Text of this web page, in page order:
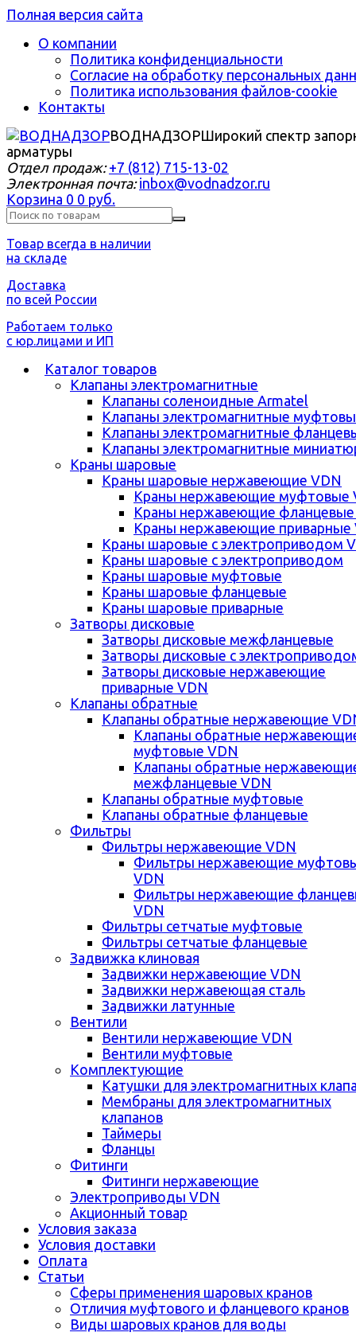
Полная версия сайта
О компании
Политика конфиденциальности
Согласие на обработку персональных
Политика использования файлов-cookie
Контакты
ВОДНАДЗОРШирокий спектр
арматуры
Отдел продаж: +7 (812) 715-13-02
Электронная почта: inbox@vodnadzor.ru
Корзина 0 0 руб.
Товар всегда в наличии
на складе
Доставка
по всей России
Работаем только
с юр.лицами и ИП
Каталог товаров
Клапаны электромагнитные
Клапаны соленоидные Armatel
Клапаны электромагнитные
Клапаны электромагнитные
Клапаны электромагнитные
Краны шаровые
Краны шаровые нержавеющие VDN
Краны нержавеющие муфтовые
Краны нержавеющие фланцевые
Краны нержавеющие приварные
Краны шаровые с электроприводом
Краны шаровые с электроприводом
Краны шаровые муфтовые
Краны шаровые фланцевые
Краны шаровые приварные
Затворы дисковые
Затворы дисковые межфланцевые
Затворы дисковые с
Затворы дисковые нержавеющие
приварные VDN
Клапаны обратные
Клапаны обратные нержавеющие
Клапаны обратные
муфтовые VDN
Клапаны обратные
межфланцевые VDN
Клапаны обратные муфтовые
Клапаны обратные фланцевые
Фильтры
Фильтры нержавеющие VDN
Фильтры нержавеющие
VDN
Фильтры нержавеющие
VDN
Фильтры сетчатые муфтовые
Фильтры сетчатые фланцевые
Задвижка клиновая
Задвижки нержавеющие VDN
Задвижки нержавеющая сталь
Задвижки латунные
Вентили
Вентили нержавеющие VDN
Вентили муфтовые
Комплектующие
Катушки для электромагнитных
Мембраны для электромагнитных
клапанов
Таймеры
Фланцы
Фитинги
Фитинги нержавеющие
Электроприводы VDN
Акционный товар
Условия заказа
Условия доставки
Оплата
Статьи
Сферы применения шаровых кранов
Отличия муфтового и фланцевого кранов
Виды шаровых кранов для воды